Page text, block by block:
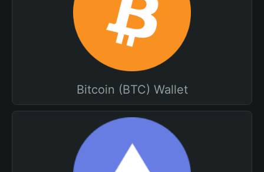
Bitcoin (BTC) Wallet